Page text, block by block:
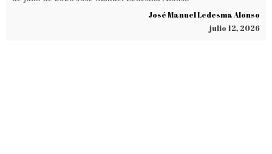
José Manuel Ledesma Alonso
julio 12, 2026